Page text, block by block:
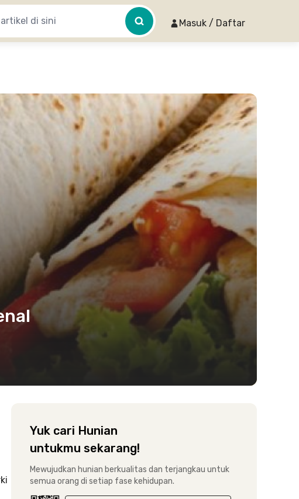
Masuk / Daftar
Yuk cari Hunian
untukmu sekarang!
Mewujudkan hunian berkualitas dan terjangkau untuk
semua orang di setiap fase kehidupan.